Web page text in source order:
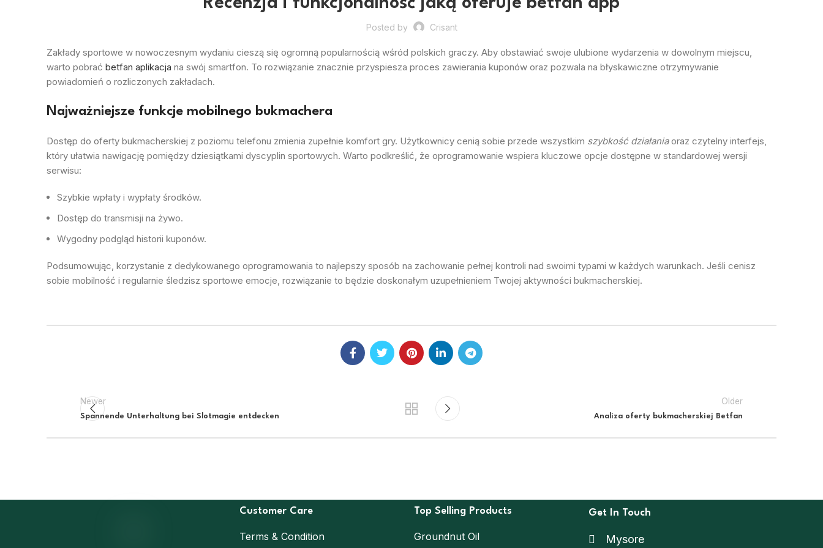
Posted by Crisant
Zakłady sportowe w nowoczesnym wydaniu cieszą się ogromną popularnością wśród polskich graczy. Aby obstawiać swoje ulubione wydarzenia w dowolnym miejscu,
warto pobrać betfan aplikacja na swój smartfon. To rozwiązanie znacznie przyspiesza proces zawierania kuponów oraz pozwala na błyskawiczne otrzymywanie
powiadomień o rozliczonych zakładach.
Najważniejsze funkcje mobilnego bukmachera
Dostęp do oferty bukmacherskiej z poziomu telefonu zmienia zupełnie komfort gry. Użytkownicy cenią sobie przede wszystkim szybkość działaniaoraz czytelny interfejs,
który ułatwia nawigację pomiędzy dziesiątkami dyscyplin sportowych. Warto podkreślić, że oprogramowanie wspiera kluczowe opcje dostępne w standardowej wersji
serwisu:
Szybkie wpłaty i wypłaty środków.
Dostęp do transmisji na żywo.
Wygodny podgląd historii kuponów.
Podsumowując, korzystanie z dedykowanego oprogramowania to najlepszy sposób na zachowanie pełnej kontroli nad swoimi typami w każdych warunkach. Jeśli cenisz
sobie mobilność i regularnie śledzisz sportowe emocje, rozwiązanie to będzie doskonałym uzupełnieniem Twojej aktywności bukmacherskiej.
Newer
Spannende Unterhaltung bei Slotmagie entdecken
Older
Analiza oferty bukmacherskiej Betfan
Customer Care
Terms & Condition
Top Selling Products
Groundnut Oil
Get In Touch
Mysore